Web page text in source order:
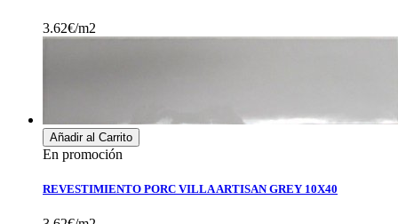
3.62€/m2
Añadir al Carrito
En promoción
REVESTIMIENTO PORC VILLA ARTISAN GREY 10X40